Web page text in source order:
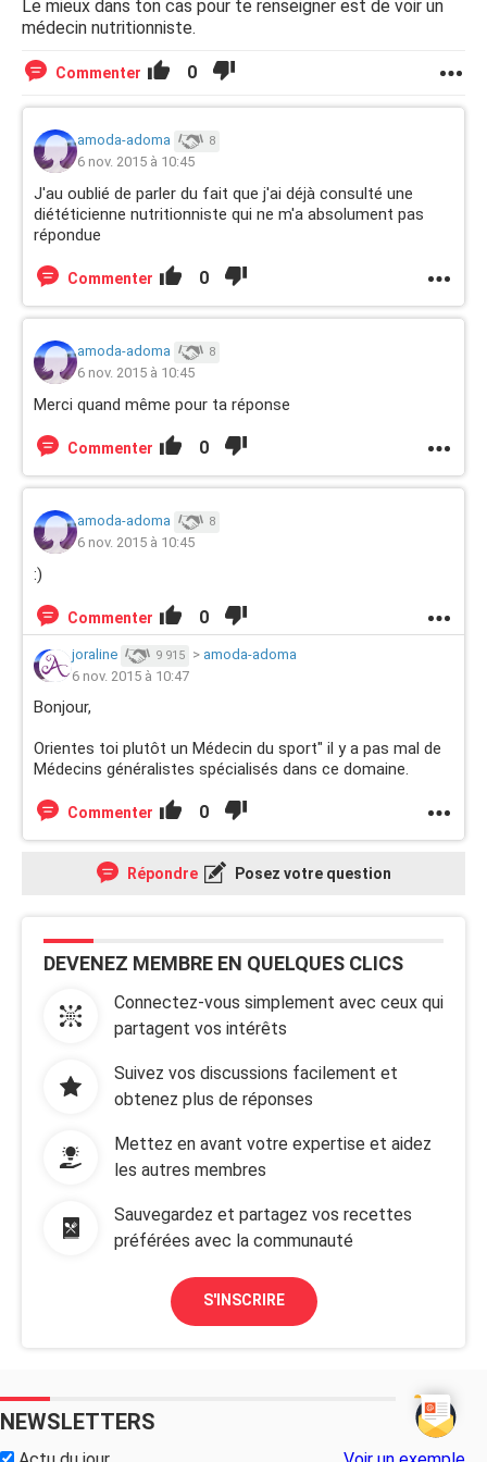
dépasser les 2g ? Est ce utile de dépasser les deux
grammes ?
Quels compléments alimentaires (je les chercherait en
le faut) je pourrais prendre et à quels moments ?
Et enfin ma dernière question : les fibres liposolubles vont
réduire la quantité de lipides que j'absorbe, faut il donc
consommer plus de lipides?
Merci
Le mieux dans ton cas pour te renseigner est de voir un
médecin nutritionniste.
Commenter 0
amoda-adoma 8
6 nov. 2015 à 10:45
J'au oublié de parler du fait que j'ai déjà consulté une
diététicienne nutritionniste qui ne m'a absolument pas
répondue
Commenter 0
amoda-adoma 8
6 nov. 2015 à 10:45
Merci quand même pour ta réponse
Commenter 0
amoda-adoma 8
6 nov. 2015 à 10:45
:)
Commenter 0
joraline 9 915 > amoda-adoma
6 nov. 2015 à 10:47
Bonjour,
Orientes toi plutôt un Médecin du sport" il y a pas mal de
Médecins généralistes spécialisés dans ce domaine.
Commenter 0
Répondre Posez votre question
DEVENEZ MEMBRE EN QUELQUES CLICS
Connectez-vous simplement avec ceux qui
partagent vos intérêts
Suivez vos discussions facilement et
obtenez plus de réponses
Mettez en avant votre expertise et aidez
les autres membres
Sauvegardez et partagez vos recettes
préférées avec la communauté
S'INSCRIRE
NEWSLETTERS